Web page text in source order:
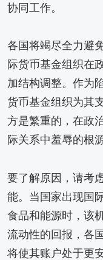
协同工作。
各国将竭尽全力避
际货币基金组织在
加结构调整。作为
货币基金组织为其
方是繁重的，在政
际关系中羞辱的根源
要了解原因，请考
能。当国家出现国
食品和能源时，该
流动性的回报，各
将使其账户处于更